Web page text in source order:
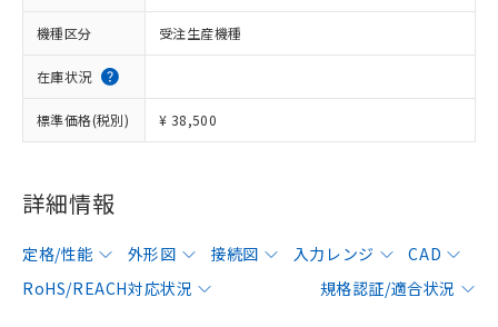
機種区分 受注生産機種
在庫状況
標準価格(税別) ¥ 38,500
詳細情報
定格/性能 外形図 接続図 入力レンジ
CAD
RoHS/REACH対応状況
規格認証/適合状況